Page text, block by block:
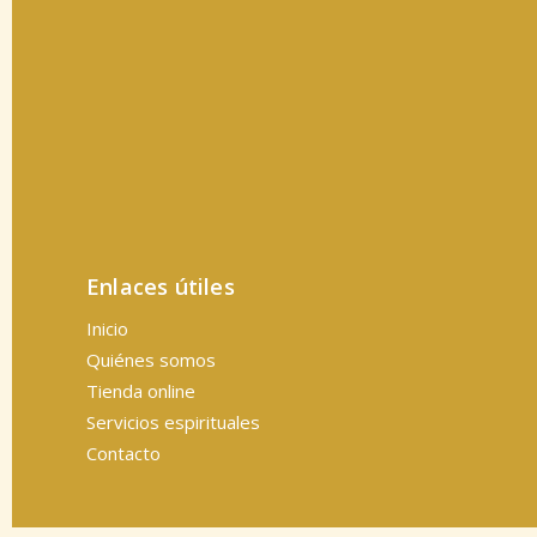
Enlaces útiles
Inicio
Quiénes somos
Tienda online
Servicios espirituales
Contacto